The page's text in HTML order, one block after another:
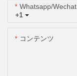
+1
Whatsapp/wechat
コンテンツ